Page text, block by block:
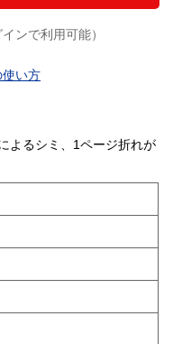
ンで利用可能）
い方
よるシミ、1ページ折れが